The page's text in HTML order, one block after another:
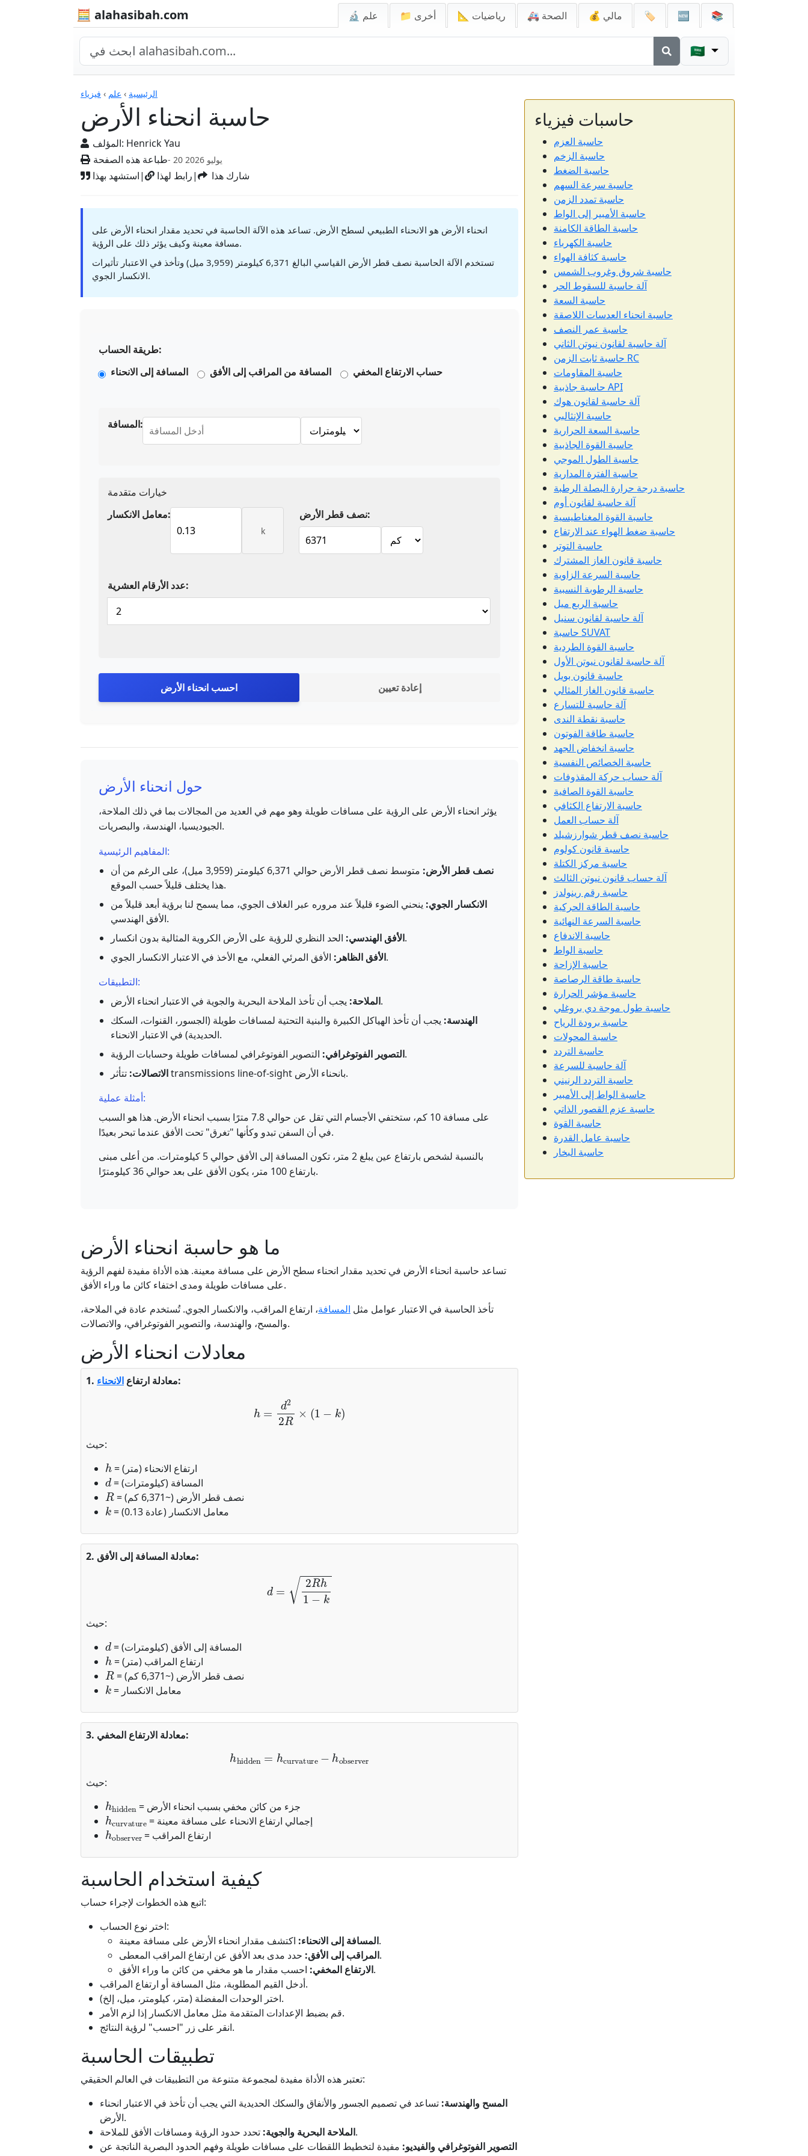
🧮 alahasibah.com 🔬 علم 📁 أخرى 📐 رياضيات 🚑 الصحة 💰 مالي 🏷️ 🆕 📚
🇸🇦
الرئيسية › علم › فيزياء
حاسبة انحناء الأرض
المؤلف: Henrick Yau
طباعة هذه الصفحة
- 20 يوليو 2026
استشهد بهذا| رابط لهذا| شارك هذا
الآلات الحاسبة
انحناء الأرض هو الانحناء الطبيعي لسطح الأرض. تساعد هذه الآلة الحاسبة في تحديد مقدار انحناء الأرض على
مسافة معينة وكيف يؤثر ذلك على الرؤية.
تستخدم الآلة الحاسبة نصف قطر الأرض القياسي البالغ 6,371 كيلومتر (3,959 ميل) وتأخذ في الاعتبار تأثيرات
الانكسار الجوي.
طريقة الحساب:
المسافة إلى الانحناء
المسافة من المراقب إلى الأفق حساب الارتفاع المخفي
المسافة:
خيارات متقدمة
معامل الانكسار:
k
نصف قطر الأرض:
عدد الأرقام العشرية:
احسب انحناء الأرض إعادة تعيين
حول انحناء الأرض
يؤثر انحناء الأرض على الرؤية على مسافات طويلة وهو مهم في العديد من المجالات بما في ذلك الملاحة،
الجيوديسيا، الهندسة، والبصريات.
المفاهيم الرئيسية:
نصف قطر الأرض:
متوسط نصف قطر الأرض حوالي 6,371 كيلومتر (3,959 ميل)، على الرغم من أن
هذا يختلف قليلاً حسب الموقع.
الانكسار الجوي: ينحني الضوء قليلاً عند مروره عبر الغلاف الجوي، مما يسمح لنا برؤية أبعد قليلاً من
الأفق الهندسي.
الأفق الهندسي:الحد النظري للرؤية على الأرض الكروية المثالية بدون انكسار.
الأفق الظاهر:الأفق المرئي الفعلي، مع الأخذ في الاعتبار الانكسار الجوي.
التطبيقات:
الملاحة:يجب أن تأخذ الملاحة البحرية والجوية في الاعتبار انحناء الأرض.
الهندسة: يجب أن تأخذ الهياكل الكبيرة والبنية التحتية لمسافات طويلة (الجسور، القنوات، السكك
الحديدية) في الاعتبار الانحناء.
التصوير الفوتوغرافي:التصوير الفوتوغرافي لمسافات طويلة وحسابات الرؤية.
الاتصالات:
تتأثر transmissions line-of-sight بانحناء الأرض.
أمثلة عملية:
على مسافة 10 كم، ستختفي الأجسام التي تقل عن حوالي 7.8 مترًا بسبب انحناء الأرض. هذا هو السبب
في أن السفن تبدو وكأنها "تغرق" تحت الأفق عندما تبحر بعيدًا.
بالنسبة لشخص بارتفاع عين يبلغ 2 متر، تكون المسافة إلى الأفق حوالي 5 كيلومترات. من أعلى مبنى
بارتفاع 100 متر، يكون الأفق على بعد حوالي 36 كيلومترًا.
ما هو حاسبة انحناء الأرض
تساعد حاسبة انحناء الأرض في تحديد مقدار انحناء سطح الأرض على مسافة معينة. هذه الأداة مفيدة لفهم الرؤية
على مسافات طويلة ومدى اختفاء كائن ما وراء الأفق.
تأخذ الحاسبة في الاعتبار عوامل مثل المسافة، ارتفاع المراقب، والانكسار الجوي. تُستخدم عادة في الملاحة،
والمسح، والهندسة، والتصوير الفوتوغرافي، والاتصالات.
معادلات انحناء الأرض
1. معادلة ارتفاع الانحناء :
22
حيث:
h
= ارتفاع الانحناء (متر) d
= المسافة (كيلومترات) R
= نصف قطر الأرض (~6,371 كم) k
= معامل الانكسار (عادة 0.13)
2. معادلة المسافة إلى الأفق:
Rh1−k
حيث:
d
= المسافة إلى الأفق (كيلومترات) h
= ارتفاع المراقب (متر) R
= نصف قطر الأرض (~6,371 كم) k
= معامل الانكسار
3. معادلة الارتفاع المخفي:
hidden hcurvature h observer
حيث:
h
= جزء من كائن مخفي بسبب انحناء الأرض hcurvature
= إجمالي ارتفاع الانحناء على مسافة معينة hobserver
= ارتفاع المراقب
كيفية استخدام الحاسبة
اتبع هذه الخطوات لإجراء حساب:
اختر نوع الحساب:
المسافة إلى الانحناء:اكتشف مقدار انحناء الأرض على مسافة معينة.
المراقب إلى الأفق:حدد مدى بعد الأفق عن ارتفاع المراقب المعطى.
الارتفاع المخفي:احسب مقدار ما هو مخفي من كائن ما وراء الأفق.
أدخل القيم المطلوبة، مثل المسافة أو ارتفاع المراقب.
اختر الوحدات المفضلة (متر، كيلومتر، ميل، إلخ).
قم بضبط الإعدادات المتقدمة مثل معامل الانكسار إذا لزم الأمر.
انقر على زر "احسب" لرؤية النتائج.
تطبيقات الحاسبة
تعتبر هذه الأداة مفيدة لمجموعة متنوعة من التطبيقات في العالم الحقيقي:
المسح والهندسة: تساعد في تصميم الجسور والأنفاق والسكك الحديدية التي يجب أن تأخذ في الاعتبار انحناء
الأرض.
الملاحة البحرية والجوية:تحدد حدود الرؤية ومسافات الأفق للملاحة.
التصوير الفوتوغرافي والفيديو: مفيدة لتخطيط اللقطات على مسافات طويلة وفهم الحدود البصرية الناتجة عن
حاسبات فيزياء
حاسبة العزم
حاسبة الزخم
حاسبة الضغط
حاسبة سرعة السهم
حاسبة تمدد الزمن
حاسبة الأمبير إلى الواط
حاسبة الطاقة الكامنة
حاسبة الكهرباء
حاسبة كثافة الهواء
حاسبة شروق وغروب الشمس
آلة حاسبة للسقوط الحر
حاسبة السعة
حاسبة انحناء العدسات اللاصقة
حاسبة عمر النصف
آلة حاسبة لقانون نيوتن الثاني
حاسبة ثابت الزمن RC
حاسبة المقاومات
حاسبة جاذبية API
آلة حاسبة لقانون هوك
حاسبة الإنثالبي
حاسبة السعة الحرارية
حاسبة القوة الجاذبية
حاسبة الطول الموجي
حاسبة الفترة المدارية
حاسبة درجة حرارة البصلة الرطبة
آلة حاسبة لقانون أوم
حاسبة القوة المغناطيسية
حاسبة ضغط الهواء عند الارتفاع
حاسبة التوتر
حاسبة قانون الغاز المشترك
حاسبة السرعة الزاوية
حاسبة الرطوبة النسبية
حاسبة الربع ميل
آلة حاسبة لقانون سنيل
حاسبة SUVAT
حاسبة القوة الطردية
آلة حاسبة لقانون نيوتن الأول
حاسبة قانون بويل
حاسبة قانون الغاز المثالي
آلة حاسبة للتسارع
حاسبة نقطة الندى
حاسبة طاقة الفوتون
حاسبة انخفاض الجهد
حاسبة الخصائص النفسية
آلة حساب حركة المقذوفات
حاسبة القوة الصافية
حاسبة الارتفاع الكثافي
آلة حساب العمل
حاسبة نصف قطر شوارزشيلد
حاسبة قانون كولوم
حاسبة مركز الكتلة
آلة حساب قانون نيوتن الثالث
حاسبة رقم رينولدز
حاسبة الطاقة الحركية
حاسبة السرعة النهائية
حاسبة الاندفاع
حاسبة الواط
حاسبة الإزاحة
حاسبة طاقة الرصاصة
حاسبة مؤشر الحرارة
حاسبة طول موجة دي بروغلي
حاسبة برودة الرياح
حاسبة المحولات
حاسبة التردد
آلة حاسبة للسرعة
حاسبة التردد الرنيني
حاسبة الواط إلى الأمبير
حاسبة عزم القصور الذاتي
حاسبة القوة
حاسبة عامل القدرة
حاسبة البخار